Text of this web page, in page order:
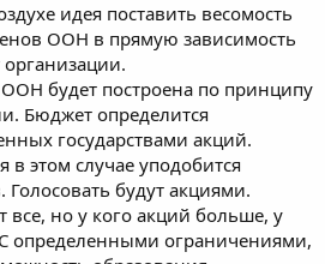
идея поставить весомость
ООН в прямую зависимость
будет построена по принципу
Бюджет определится
государствами акций.
в этом случае уподобится
будут акциями.
но у кого акций больше, у
определенными ограничениями,